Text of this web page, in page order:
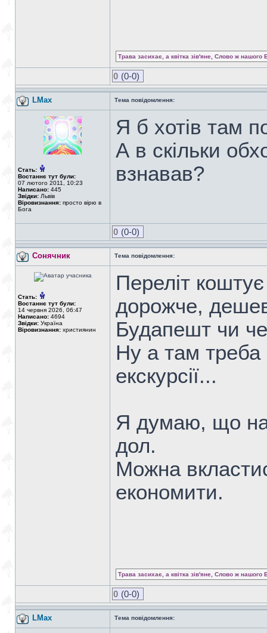
Трава засихає, а квітка зів'яне, Слово ж нашого
0 (0-0)
LMax Тема повідомлення:
Стать:
Востаннє тут були:
07 лютого 2011, 10:23
Написано: 445
Звідки: Львів
Віровизнання: просто вірю в
Бога
Я б хотів там
А в скільки
взнавав?
0 (0-0)
Сонячник Тема повідомлення:
Стать:
Востаннє тут були:
14 червня 2026, 06:47
Написано: 4694
Звідки: Україна
Віровизнання: християнин
Переліт
дорожче,
Будапешт чи
Ну а там треба
екскурсії...
Я думаю, що на
дол.
Можна
економити.
Трава засихає, а квітка зів'яне, Слово ж нашого
0 (0-0)
LMax Тема повідомлення: